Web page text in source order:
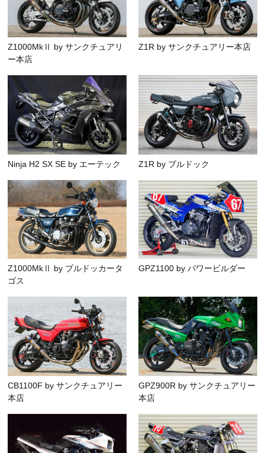
Z1000MkⅡ by サンクチュアリ
ー本店
Z1R by サンクチュアリー本店
Ninja H2 SX SE by エーテック Z1R by ブルドック
Z1000MkⅡ by ブルドッカータ
ゴス
GPZ1100 by パワービルダー
CB1100F by サンクチュアリー
本店
GPZ900R by サンクチュアリー
本店